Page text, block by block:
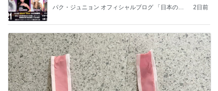
パク・ジュニョン オフィシャルブログ 「日本の
2日前